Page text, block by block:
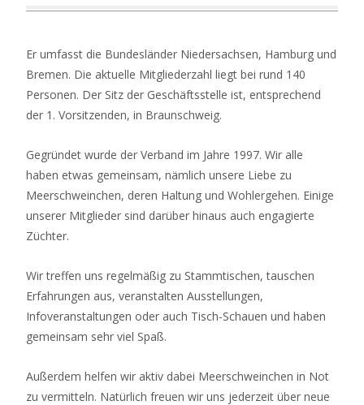
Er umfasst die Bundesländer Niedersachsen, Hamburg und
Bremen. Die aktuelle Mitgliederzahl liegt bei rund 140
Personen. Der Sitz der Geschäftsstelle ist, entsprechend
der 1. Vorsitzenden, in Braunschweig.
Gegründet wurde der Verband im Jahre 1997. Wir alle
haben etwas gemeinsam, nämlich unsere Liebe zu
Meerschweinchen, deren Haltung und Wohlergehen. Einige
unserer Mitglieder sind darüber hinaus auch engagierte
Züchter.
Wir treffen uns regelmäßig zu Stammtischen, tauschen
Erfahrungen aus, veranstalten Ausstellungen,
Infoveranstaltungen oder auch Tisch-Schauen und haben
gemeinsam sehr viel Spaß.
Außerdem helfen wir aktiv dabei Meerschweinchen in Not
zu vermitteln. Natürlich freuen wir uns jederzeit über neue